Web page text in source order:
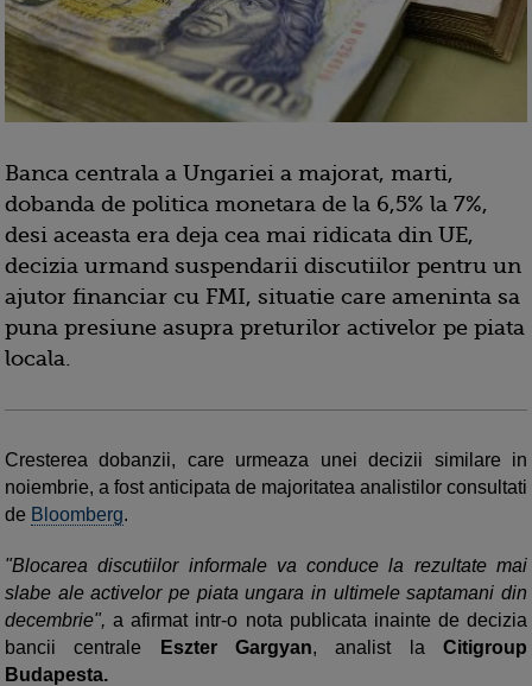
Banca centrala a Ungariei a majorat, marti,
dobanda de politica monetara de la 6,5% la 7%,
desi aceasta era deja cea mai ridicata din UE,
decizia urmand suspendarii discutiilor pentru un
ajutor financiar cu FMI, situatie care ameninta sa
puna presiune asupra preturilor activelor pe piata
locala.
Cresterea dobanzii, care urmeaza unei decizii similare in
noiembrie, a fost anticipata de majoritatea analistilor consultati
de Bloomberg.
"Blocarea discutiilor informale va conduce la rezultate mai
slabe ale activelor pe piata ungara in ultimele saptamani din
decembrie", a afirmat intr-o nota publicata inainte de decizia
bancii centrale Eszter Gargyan, analist laCitigroup
Budapesta.